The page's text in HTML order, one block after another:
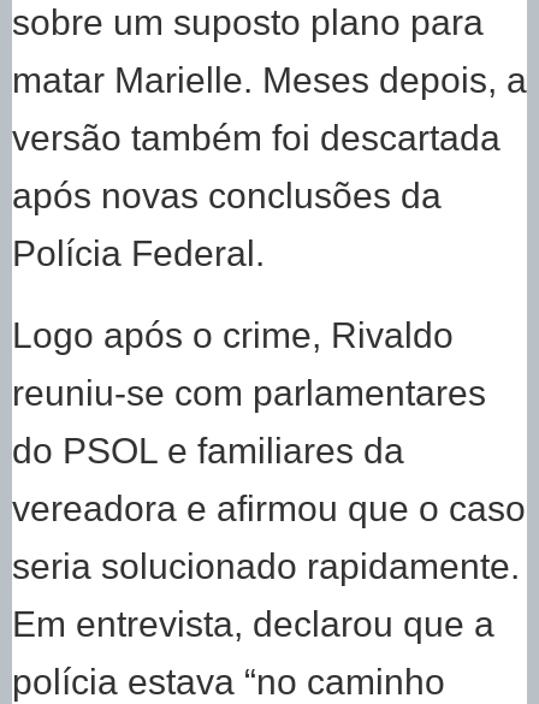
sobre um suposto plano para
matar Marielle. Meses depois, a
versão também foi descartada
após novas conclusões da
Polícia Federal.
Logo após o crime, Rivaldo
reuniu-se com parlamentares
do PSOL e familiares da
vereadora e afirmou que o caso
seria solucionado rapidamente.
Em entrevista, declarou que a
polícia estava “no caminho